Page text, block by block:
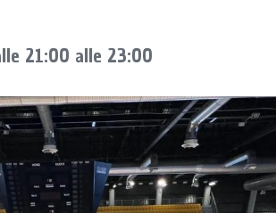
21:00 alle 23:00